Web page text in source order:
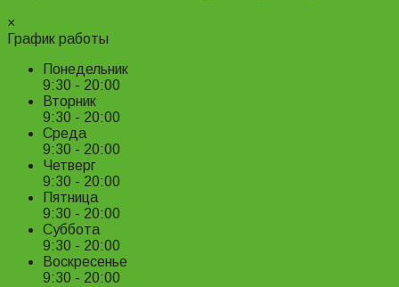
×
График работы
Понедельник
9:30 - 20:00
Вторник
9:30 - 20:00
Среда
9:30 - 20:00
Четверг
9:30 - 20:00
Пятница
9:30 - 20:00
Суббота
9:30 - 20:00
Воскресенье
9:30 - 20:00